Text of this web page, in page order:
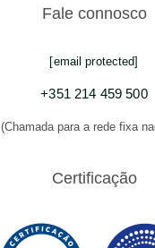
Fale connosco
[email protected]
+351 214 459 500
(Chamada para a rede fixa
Certificação